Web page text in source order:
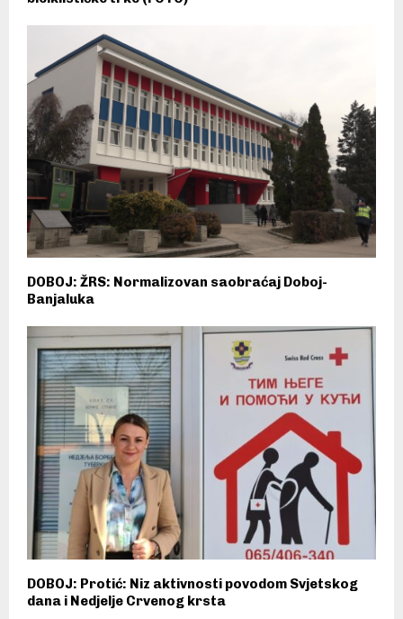
DOBOJ: ŽRS: Normalizovan saobraćaj Doboj-
Banjaluka
DOBOJ: Protić: Niz aktivnosti povodom Svjetskog
dana i Nedjelje Crvenog krsta